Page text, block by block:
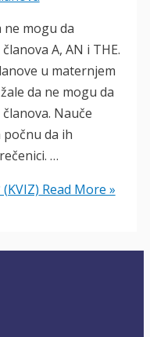
ne mogu da
A, AN i THE.
u maternjem
da ne mogu da
Nauče
da ih
…
Read More »